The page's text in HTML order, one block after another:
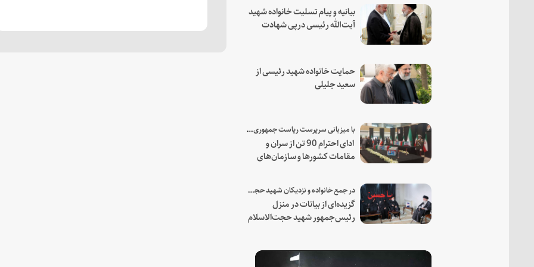
بیانیه و پیام تسلیت خانواده شهید
آیت‌الله رئیسی درپی شهادت
حمایت خانواده شهید رئیسی از
سعید جلیلی
با میزبانی سرپرست ریاست جمهوری صورت گرفت؛
ادای احترام 90 تن از سران و
مقامات کشورها و سازمان‌های
در جمع خانواده و نزدیکان شهید حجت‌الاسلام‌والمسلمین رئیسی:
گزیده‌ای از بیانات در منزل
رئیس‌جمهور شهید حجت‌الاسلام